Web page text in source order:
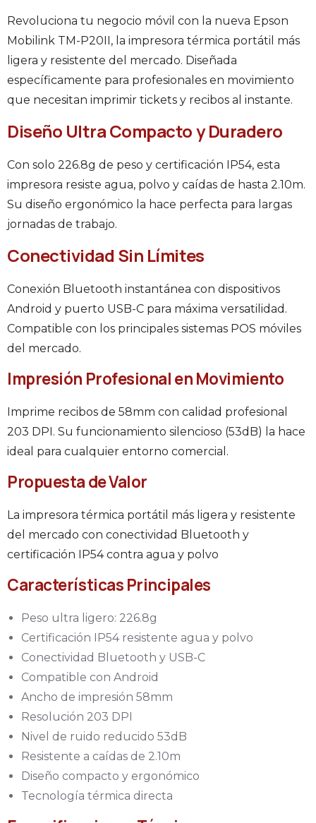
Revoluciona tu negocio móvil con la nueva Epson
Mobilink TM-P20II, la impresora térmica portátil más
ligera y resistente del mercado. Diseñada
específicamente para profesionales en movimiento
que necesitan imprimir tickets y recibos al instante.
Diseño Ultra Compacto y Duradero
Con solo 226.8g de peso y certificación IP54, esta
impresora resiste agua, polvo y caídas de hasta 2.10m.
Su diseño ergonómico la hace perfecta para largas
jornadas de trabajo.
Conectividad Sin Límites
Conexión Bluetooth instantánea con dispositivos
Android y puerto USB-C para máxima versatilidad.
Compatible con los principales sistemas POS móviles
del mercado.
Impresión Profesional en Movimiento
Imprime recibos de 58mm con calidad profesional
203 DPI. Su funcionamiento silencioso (53dB) la hace
ideal para cualquier entorno comercial.
Propuesta de Valor
La impresora térmica portátil más ligera y resistente
del mercado con conectividad Bluetooth y
certificación IP54 contra agua y polvo
Características Principales
Peso ultra ligero: 226.8g
Certificación IP54 resistente agua y polvo
Conectividad Bluetooth y USB-C
Compatible con Android
Ancho de impresión 58mm
Resolución 203 DPI
Nivel de ruido reducido 53dB
Resistente a caídas de 2.10m
Diseño compacto y ergonómico
Tecnología térmica directa